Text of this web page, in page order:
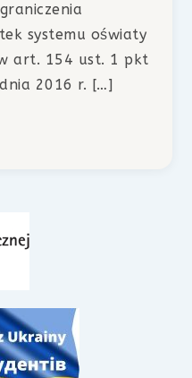
systemu oświaty
art. 154 ust. 1 pkt
2016 r. […]